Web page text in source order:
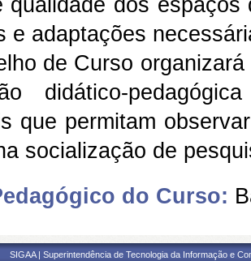
qualidade dos
e adaptações
de Curso
didático-
que permitam
socialização de
do Curso:
SIGAA | Superintendência de Tecnologia da Informação e